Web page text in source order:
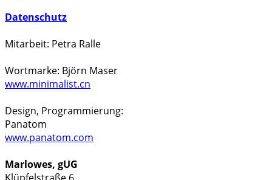
Datenschutz
Mitarbeit: Petra Ralle
Wortmarke: Björn Maser
www.minimalist.cn
Design, Programmierung:
Panatom
www.panatom.com
Marlowes, gUG